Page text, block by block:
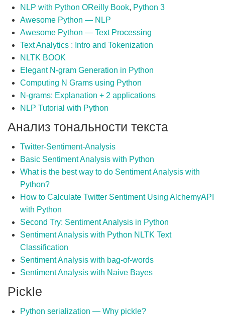
NLP with Python OReilly Book, Python 3
Awesome Python — NLP
Awesome Python — Text Processing
Text Analytics : Intro and Tokenization
NLTK BOOK
Elegant N-gram Generation in Python
Computing N Grams using Python
N-grams: Explanation + 2 applications
NLP Tutorial with Python
Анализ тональности текста
Twitter-Sentiment-Analysis
Basic Sentiment Analysis with Python
What is the best way to do Sentiment Analysis with
Python?
How to Calculate Twitter Sentiment Using AlchemyAPI
with Python
Second Try: Sentiment Analysis in Python
Sentiment Analysis with Python NLTK Text
Classification
Sentiment Analysis with bag-of-words
Sentiment Analysis with Naive Bayes
Pickle
Python serialization — Why pickle?